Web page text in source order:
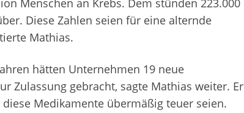
Diese Zahlen seien für eine alternde
Mathias.
hätten Unternehmen 19 neue
Zulassung gebracht, sagte Mathias weiter. Er
Medikamente übermäßig teuer seien.